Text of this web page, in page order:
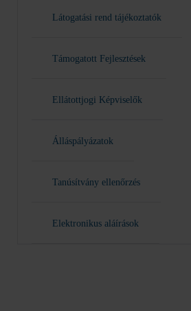
Látogatási rend tájékoztatók
Támogatott Fejlesztések
Ellátottjogi Képviselők
Álláspályázatok
Tanúsítvány ellenőrzés
Elektronikus aláírások